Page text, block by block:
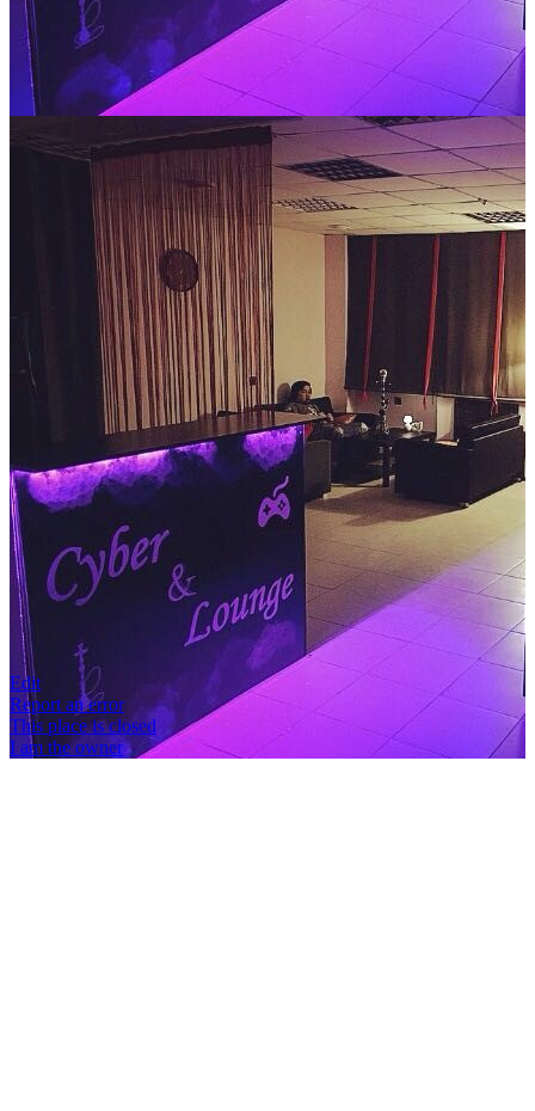
Edit
Report an error
This place is closed
I am the owner